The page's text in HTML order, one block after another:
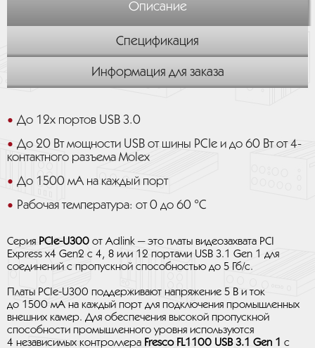
Описание
Спецификация
Информация для заказа
До 12x портов USB 3.0
До 20 Вт мощности USB от шины PCIe и до 60 Вт от 4-
контактного разъема Molex
До 1500 мА на каждый порт
Рабочая температура: от 0 до 60 °C
Серия PCIe-U300 от Adlink — это платы видеозахвата PCI
Express x4 Gen2 с 4, 8 или 12 портами USB 3.1 Gen 1 для
соединений с пропускной способностью до 5 Гб/с.
Платы PCIe-U300 поддерживают напряжение 5 В и ток
до 1500 мА на каждый порт для подключения промышленных
внешних камер. Для обеспечения высокой пропускной
способности промышленного уровня используются
4 независимых контроллера Fresco FL1100 USB 3.1 Gen 1 с